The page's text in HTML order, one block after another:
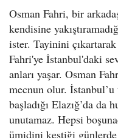
Osman Fahri, bir
kendisine
ister. Tayinini
Fahri'ye İstanbul'daki
anları yaşar. Osman
mecnun olur.
başladığı Elazığ’da da
unutamaz. Hepsi
ümidini kestiği günlerde